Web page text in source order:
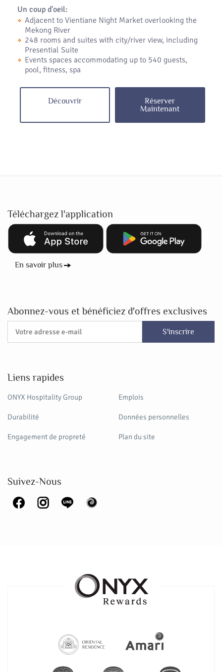
Un coup d'oeil:
Adjacent to Vientiane Night Market overlooking the
Mekong River
248 rooms and suites with city/river view, including
Presential Suite
Events spaces accommodating up to 540 guests,
pool, fitness, spa
Découvrir
Réserver
Maintenant
Téléchargez l'application
En savoir plus
Abonnez-vous et bénéficiez d'offres exclusives
S'inscrire
Liens rapides
ONYX Hospitality Group
Durabilité
Engagement de propreté
Emplois
Données personnelles
Plan du site
Suivez-Nous